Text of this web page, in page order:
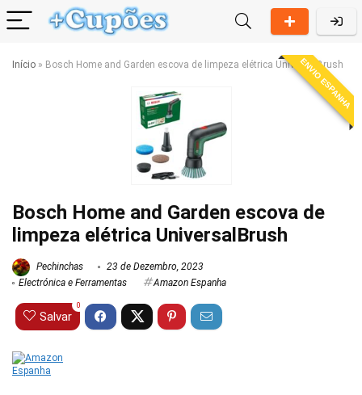
Início » Bosch Home and Garden escova de limpeza elétrica UniversalBrush
ENVIO ESPANHA
Bosch Home and Garden escova de
limpeza elétrica UniversalBrush
Pechinchas
23 de Dezembro, 2023
Electrónica e Ferramentas
Amazon Espanha
Salvar
0